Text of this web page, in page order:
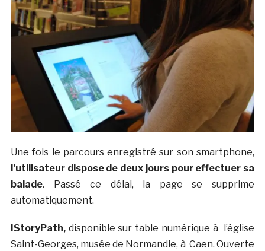
Une fois le parcours enregistré sur son smartphone,
l’utilisateur dispose de deux jours pour effectuer sa
balade. Passé ce délai, la page se supprime
automatiquement.
IStoryPath,disponible sur table numérique à l’église
Saint-Georges, musée de Normandie, à Caen. Ouverte